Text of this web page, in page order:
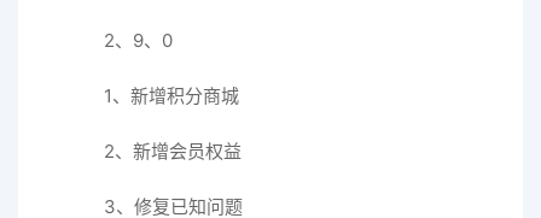
2、9、0
1、新增积分商城
2、新增会员权益
3、修复已知问题